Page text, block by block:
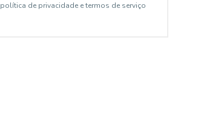
política de privacidade e termos de serviço